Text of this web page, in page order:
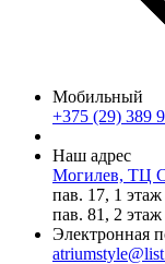
Мобильный
+375 (29) 389
Наш адрес
Могилев, ТЦ
пав. 17, 1
пав. 81, 2
Электронная